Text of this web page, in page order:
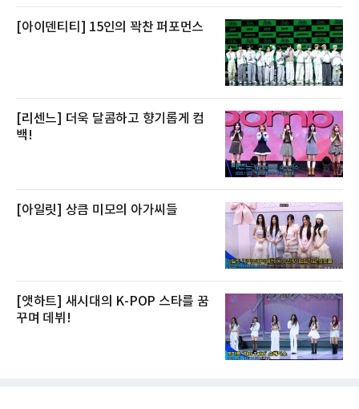
[아이덴티티] 15인의 꽉찬 퍼포먼스
[리센느] 더욱 달콤하고 향기롭게 컴
백!
[아일릿] 상큼 미모의 아가씨들
[앳하트] 새시대의 K-POP 스타를 꿈
꾸며 데뷔!